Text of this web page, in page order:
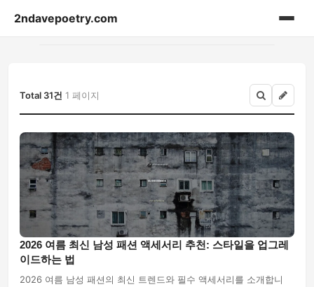
2ndavepoetry.com
acessories
beauty
blog-article
fashion-weekly
hoodie
Total 31건 1 페이지
2026 여름 최신 남성 패션 액세서리 추천: 스타일을 업그레
이드하는 법
2026 여름 남성 패션의 최신 트렌드와 필수 액세서리를 소개합니